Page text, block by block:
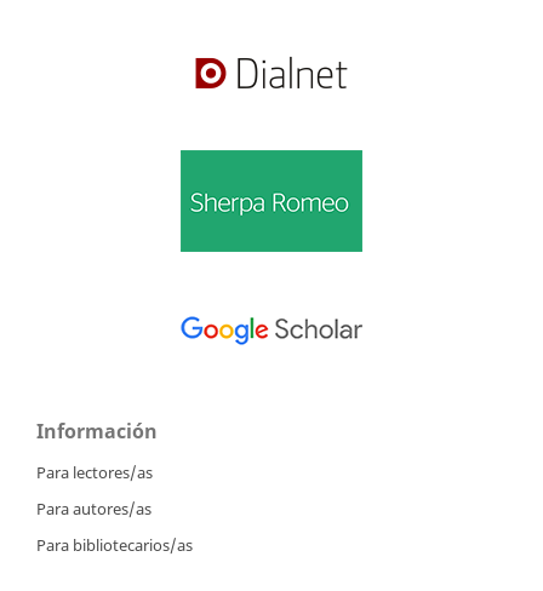
Información
Para lectores/as
Para autores/as
Para bibliotecarios/as